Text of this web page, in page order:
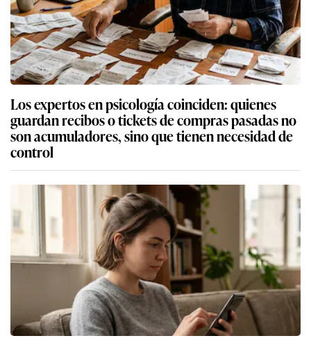
Los expertos en psicología coinciden: quienes
guardan recibos o tickets de compras pasadas no
son acumuladores, sino que tienen necesidad de
control